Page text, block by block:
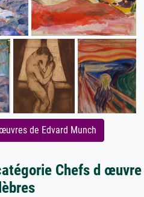
de Edvard Munch
Chefs d œuvre